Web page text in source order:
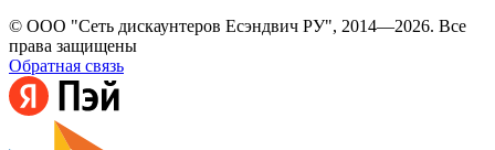
© ООО "Сеть дискаунтеров Есэндвич РУ", 2014—2026. Все
права защищены
Обратная связь